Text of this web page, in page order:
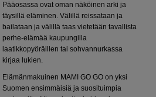
Pääosassa ovat oman näköinen arki ja
täysillä eläminen. Välillä reissataan ja
bailataan ja välillä taas vietetään tavallista
perhe-elämää kaupungilla
laatikkopyöräillen tai sohvannurkassa
kirjaa lukien.
Elämänmakuinen MAMI GO GO on yksi
Suomen ensimmäisiä ja suosituimpia